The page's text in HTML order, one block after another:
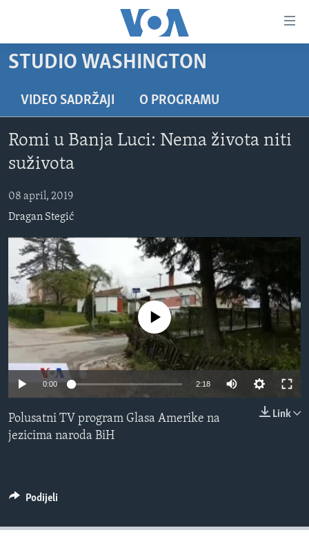
glavni
Pređi
na
glavnu
navigaciju
Idi
pretragu
VIDEO
VIJESTI
BOSNA I HERCEGOVINA
SVIJET
NAUKA I TEHNOLOGIJA
SPECIJALNI PROJEKTI
KORUPCIJA
SLOBODA MEDIJA
ŽENSKA STRANA
IZBJEGLIČKA STRANA
MAGAZIN
O GLASU AMERIKE
Learning English
PRATITE NAS
STUDIO WASHINGTON
VIDEO SADRŽAJI O PROGRAMU
Romi u Banja Luci: Nema života niti
suživota
08 april, 2019
Dragan Stegić
No media source currently available
0:00 2:18
Link
Polusatni TV program Glasa Amerike na
jezicima naroda BiH
Podijeli